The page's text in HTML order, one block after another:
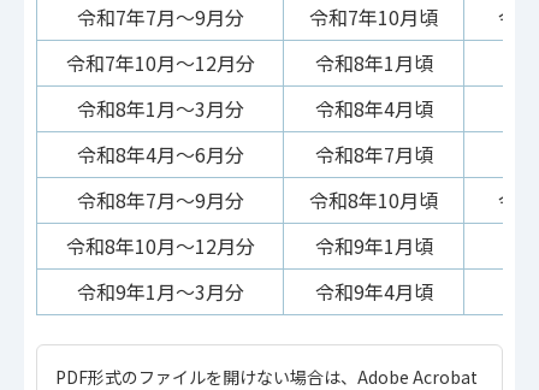
令和7年7月～9月分
令和7年10月頃
令
令和7年10月～12月分
令和8年1月頃
令和8年1月～3月分
令和8年4月頃
令和8年4月～6月分
令和8年7月頃
令和8年7月～9月分
令和8年10月頃
令
令和8年10月～12月分
令和9年1月頃
令和9年1月～3月分
令和9年4月頃
PDF形式のファイルを開けない場合は、Adobe Acrobat